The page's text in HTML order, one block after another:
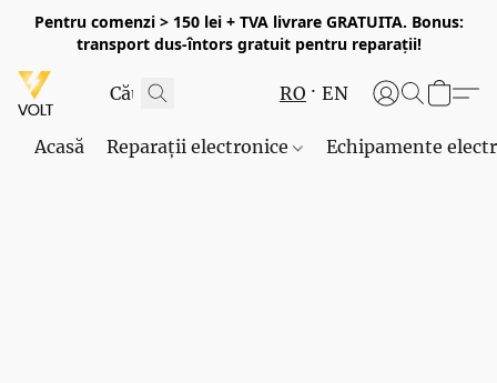
Pentru comenzi > 150 lei + TVA livrare GRATUITA. Bonus:
transport dus-întors gratuit pentru reparații!
RO EN
Acasă Reparații electronice Echipamente